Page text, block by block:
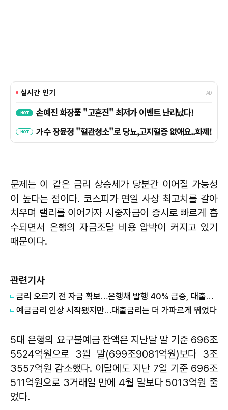
문제는 이 같은 금리 상승세가 당분간 이어질 가능성
이 높다는 점이다. 코스피가 연일 사상 최고치를 갈아
치우며 랠리를 이어가자 시중자금이 증시로 빠르게 흡
수되면서 은행의 자금조달 비용 압박이 커지고 있기
때문이다.
관련기사
금리 오르기 전 자금 확보…은행채 발행 40% 급증, 대출금리도 '들썩'
예금금리 인상 시작됐지만…대출금리는 더 가파르게 뛰었다
5대 은행의 요구불예금 잔액은 지난달 말 기준 696조
5524억원으로 3월 말(699조9081억원)보다 3조
3557억원 감소했다. 이달에도 지난 7일 기준 696조
511억원으로 3거래일 만에 4월 말보다 5013억원 줄
었다.